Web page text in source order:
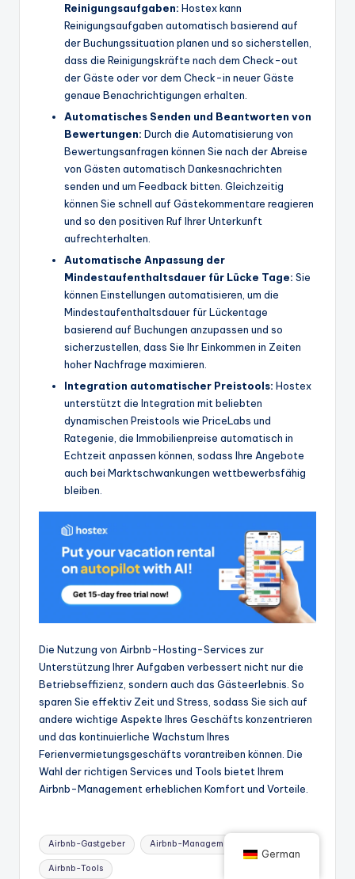
Reinigungsaufgaben: Hostex kann
Reinigungsaufgaben automatisch basierend auf
der Buchungssituation planen und so sicherstellen,
dass die Reinigungskräfte nach dem Check-out
der Gäste oder vor dem Check-in neuer Gäste
genaue Benachrichtigungen erhalten.
Automatisches Senden und Beantworten von
Bewertungen: Durch die Automatisierung von
Bewertungsanfragen können Sie nach der Abreise
von Gästen automatisch Dankesnachrichten
senden und um Feedback bitten. Gleichzeitig
können Sie schnell auf Gästekommentare reagieren
und so den positiven Ruf Ihrer Unterkunft
aufrechterhalten.
Automatische Anpassung der
Mindestaufenthaltsdauer für Lücke Tage: Sie
können Einstellungen automatisieren, um die
Mindestaufenthaltsdauer für Lückentage
basierend auf Buchungen anzupassen und so
sicherzustellen, dass Sie Ihr Einkommen in Zeiten
hoher Nachfrage maximieren.
Integration automatischer Preistools: Hostex
unterstützt die Integration mit beliebten
dynamischen Preistools wie PriceLabs und
Rategenie, die Immobilienpreise automatisch in
Echtzeit anpassen können, sodass Ihre Angebote
auch bei Marktschwankungen wettbewerbsfähig
bleiben.
Die Nutzung von Airbnb-Hosting-Services zur
Unterstützung Ihrer Aufgaben verbessert nicht nur die
Betriebseffizienz, sondern auch das Gästeerlebnis. So
sparen Sie effektiv Zeit und Stress, sodass Sie sich auf
andere wichtige Aspekte Ihres Geschäfts konzentrieren
und das kontinuierliche Wachstum Ihres
Ferienvermietungsgeschäfts vorantreiben können. Die
Wahl der richtigen Services und Tools bietet Ihrem
Airbnb-Management erheblichen Komfort und Vorteile.
Stichworte:
Airbnb-Gastgeber Airbnb-Management
Airbnb-Tools
German